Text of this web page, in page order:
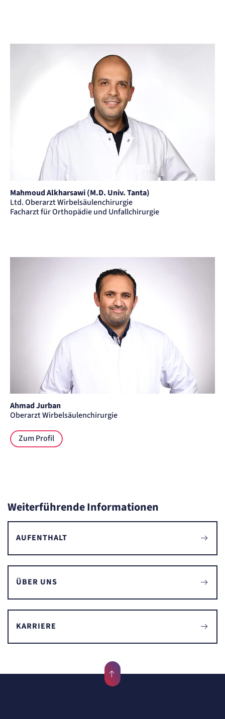
Mahmoud Alkharsawi (M.D. Univ. Tanta)
Ltd. Oberarzt Wirbelsäulenchirurgie
Facharzt für Orthopädie und Unfallchirurgie
Ahmad Jurban
Oberarzt Wirbelsäulenchirurgie
Zum Profil
Weiterführende Informationen
AUFENTHALT
ÜBER UNS
KARRIERE